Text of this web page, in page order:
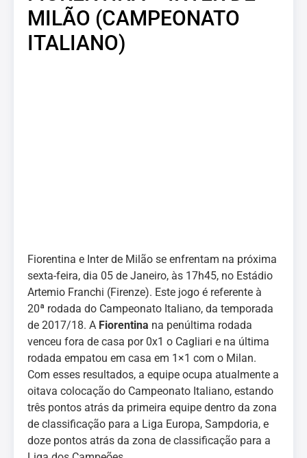
MILÃO (CAMPEONATO
ITALIANO)
Fiorentina e Inter de Milão se enfrentam na próxima
sexta-feira, dia 05 de Janeiro, às 17h45, no Estádio
Artemio Franchi (Firenze). Este jogo é referente à
20ª rodada do Campeonato Italiano, da temporada
de 2017/18. A Fiorentina na penúltima rodada
venceu fora de casa por 0x1 o Cagliari e na última
rodada empatou em casa em 1×1 com o Milan.
Com esses resultados, a equipe ocupa atualmente a
oitava colocação do Campeonato Italiano, estando
três pontos atrás da primeira equipe dentro da zona
de classificação para a Liga Europa, Sampdoria, e
doze pontos atrás da zona de classificação para a